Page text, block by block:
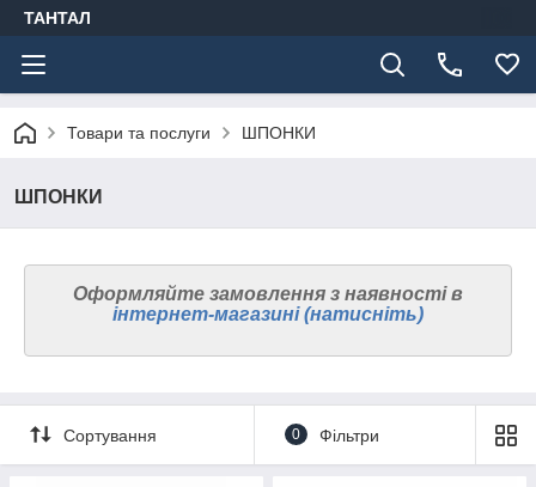
ТАНТАЛ
Товари та послуги ШПОНКИ
ШПОНКИ
Оформляйте замовлення з наявностів
інтернет-магазині (натисніть)
Сортування 0 Фільтри